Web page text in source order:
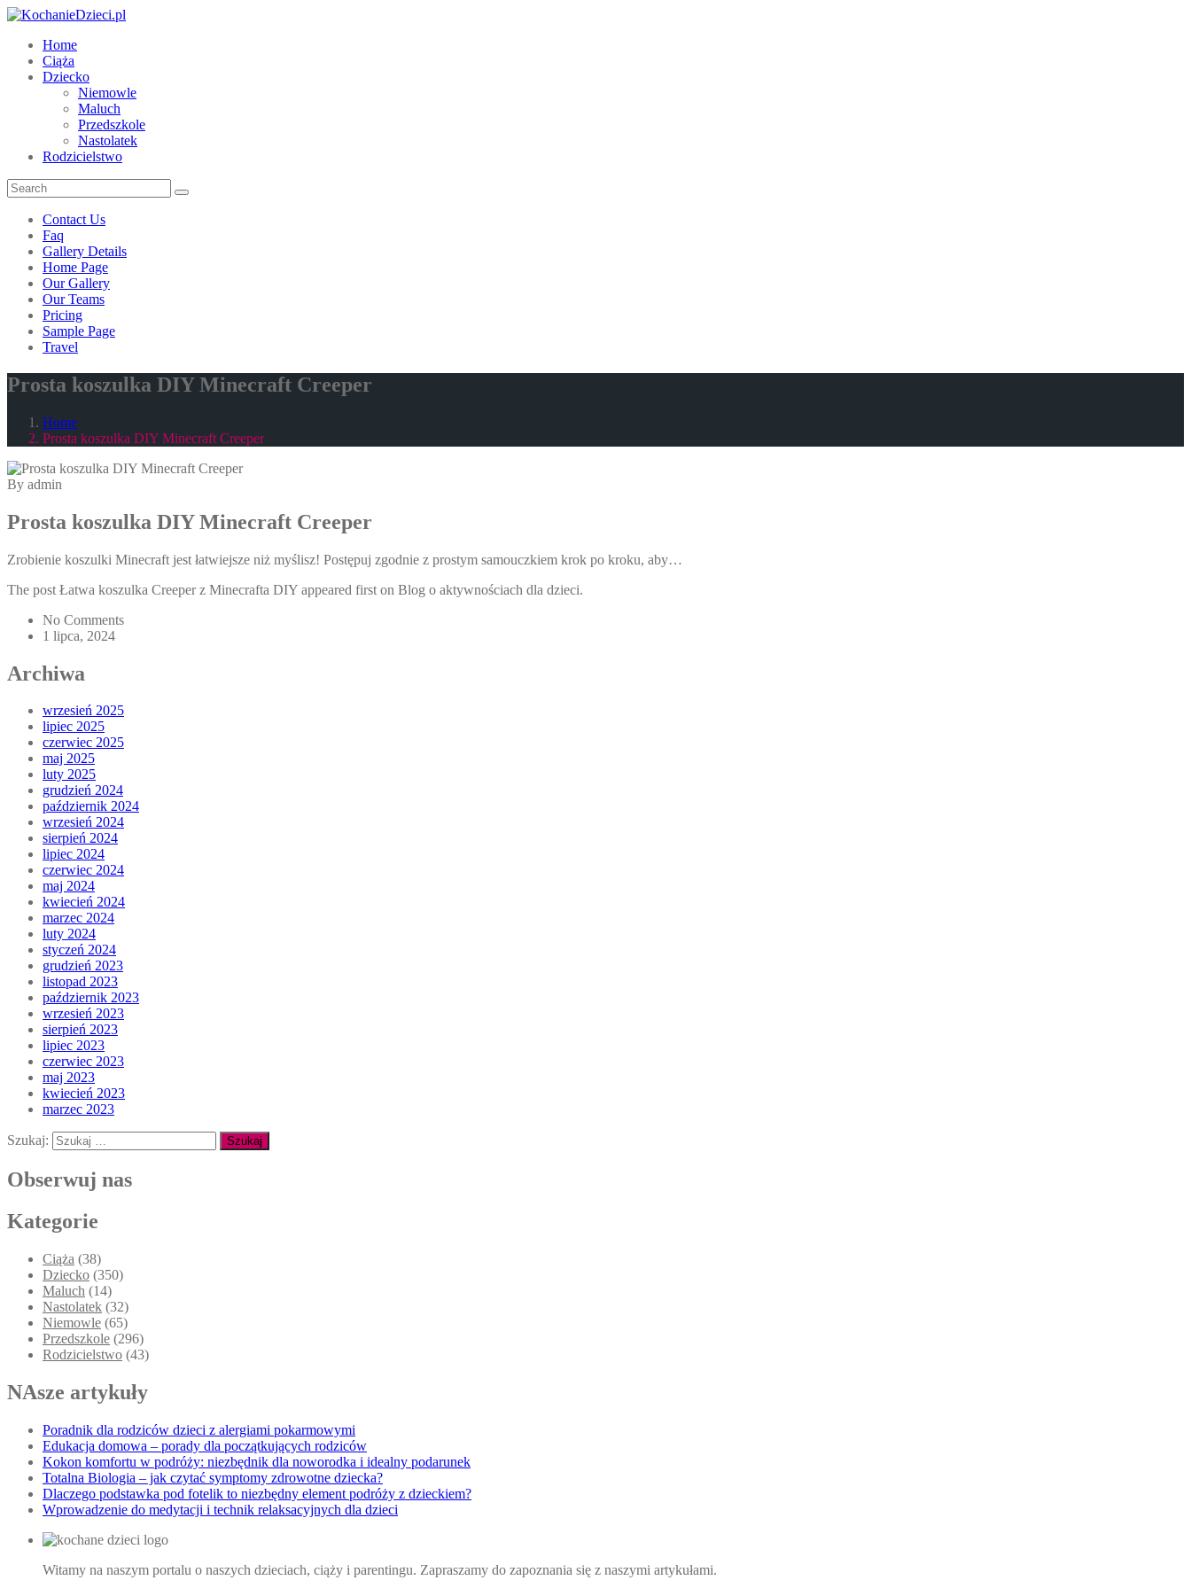
Home
Ciąża
Dziecko
Niemowle
Maluch
Przedszkole
Nastolatek
Rodzicielstwo
Contact Us
Faq
Gallery Details
Home Page
Our Gallery
Our Teams
Pricing
Sample Page
Travel
Prosta koszulka DIY Minecraft Creeper
Home
Prosta koszulka DIY Minecraft Creeper
By admin
Prosta koszulka DIY Minecraft Creeper
Zrobienie koszulki Minecraft jest łatwiejsze niż myślisz! Postępuj zgodnie z prostym samouczkiem krok po kroku, aby…
The post Łatwa koszulka Creeper z Minecrafta DIY appeared first on Blog o aktywnościach dla dzieci.
No Comments
1 lipca, 2024
Archiwa
wrzesień 2025
lipiec 2025
czerwiec 2025
maj 2025
luty 2025
grudzień 2024
październik 2024
wrzesień 2024
sierpień 2024
lipiec 2024
czerwiec 2024
maj 2024
kwiecień 2024
marzec 2024
luty 2024
styczeń 2024
grudzień 2023
listopad 2023
październik 2023
wrzesień 2023
sierpień 2023
lipiec 2023
czerwiec 2023
maj 2023
kwiecień 2023
marzec 2023
Szukaj:
Obserwuj nas
Kategorie
Ciąża (38)
Dziecko (350)
Maluch (14)
Nastolatek (32)
Niemowle (65)
Przedszkole (296)
Rodzicielstwo (43)
NAsze artykuły
Poradnik dla rodziców dzieci z alergiami pokarmowymi
Edukacja domowa – porady dla początkujących rodziców
Kokon komfortu w podróży: niezbędnik dla noworodka i idealny podarunek
Totalna Biologia – jak czytać symptomy zdrowotne dziecka?
Dlaczego podstawka pod fotelik to niezbędny element podróży z dzieckiem?
Wprowadzenie do medytacji i technik relaksacyjnych dla dzieci
Witamy na naszym portalu o naszych dzieciach, ciąży i parentingu. Zapraszamy do zapoznania się z naszymi artykułami.